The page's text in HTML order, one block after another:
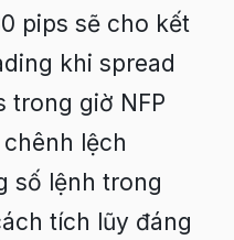
pips sẽ cho kết
khi spread
trong giờ NFP
lệch
số lệnh trong
tích lũy đáng